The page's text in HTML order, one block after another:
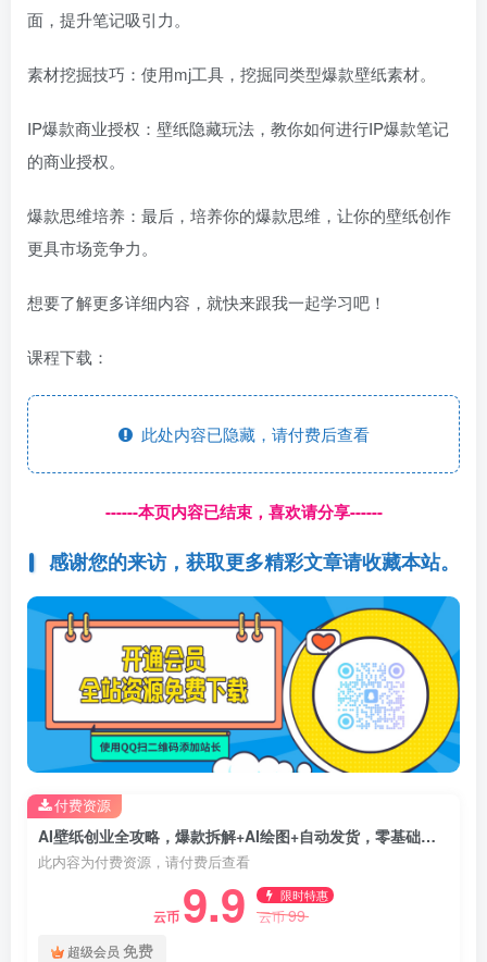
面，提升笔记吸引力。
素材挖掘技巧：使用mj工具，挖掘同类型爆款壁纸素材。
IP爆款商业授权：壁纸隐藏玩法，教你如何进行IP爆款笔记
的商业授权。
爆款思维培养：最后，培养你的爆款思维，让你的壁纸创作
更具市场竞争力。
想要了解更多详细内容，就快来跟我一起学习吧！
课程下载：
此处内容已隐藏，请付费后查看
------本页内容已结束，喜欢请分享------
感谢您的来访，获取更多精彩文章请收藏本站。
AI壁纸创业全攻略，爆款拆解+AI绘图+自动发货，零基础到变现完整教学
此内容为付费资源，请付费后查看
云币 9.9 限时特惠
云币99
超级会员 免费
付费资源